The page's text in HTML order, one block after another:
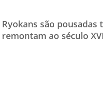
Ryokans são
remontam ao século